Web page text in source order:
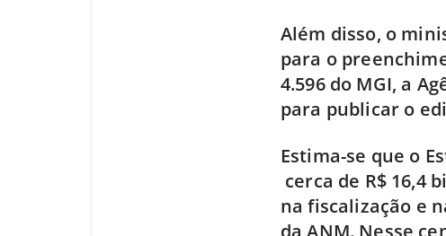
Além disso, o
para o
4.596 do MGI, a
para publicar o
Estima-se que o
cerca de R$ 16,4
na fiscalização e
da ANM. Nesse